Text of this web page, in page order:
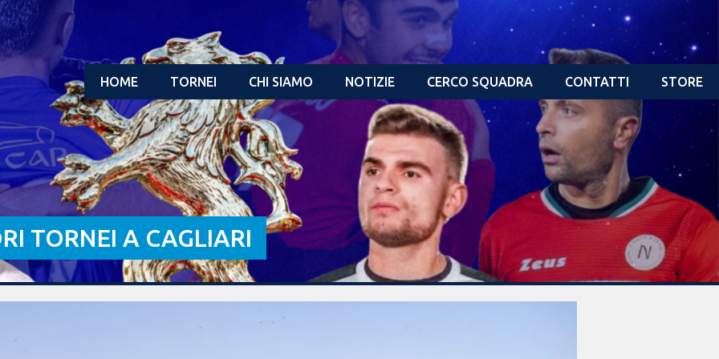
HOME TORNEI CHI SIAMO NOTIZIE CERCO SQUADRA CONTATTI STORE
TORNEI A CAGLIARI